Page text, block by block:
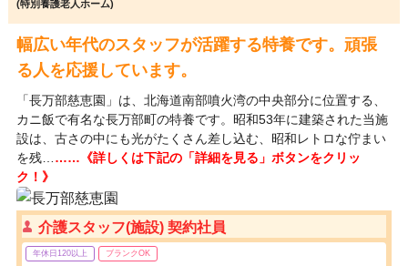
(特別養護老人ホーム)
幅広い年代のスタッフが活躍する特養です。頑張
る人を応援しています。
「長万部慈恵園」は、北海道南部噴火湾の中央部分に位置する、
カニ飯で有名な長万部町の特養です。昭和53年に建築された当施
設は、古さの中にも光がたくさん差し込む、昭和レトロな佇まい
を残… ……《詳しくは下記の「詳細を見る」ボタンをクリッ
ク！》
介護スタッフ(施設) 契約社員
年休日120以上 ブランクOK